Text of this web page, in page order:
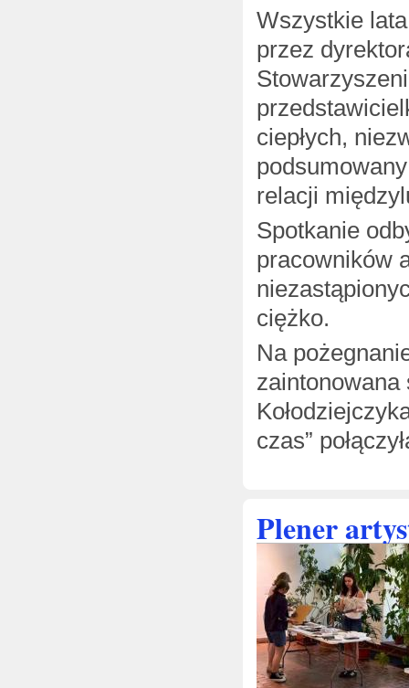
Wszystkie
przez
ciepłych,
relacji
Spotkanie
pracowników
ciężko.
Na
czas”
Plener